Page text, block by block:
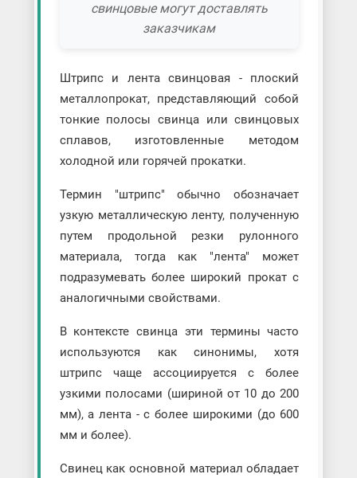
свинцовые могут доставлять
заказчикам
Штрипс и лента свинцовая - плоский
металлопрокат, представляющий собой
тонкие полосы свинца или свинцовых
сплавов, изготовленные методом
холодной или горячей прокатки.
Термин "штрипс" обычно обозначает
узкую металлическую ленту, полученную
путем продольной резки рулонного
материала, тогда как "лента" может
подразумевать более широкий прокат с
аналогичными свойствами.
В контексте свинца эти термины часто
используются как синонимы, хотя
штрипс чаще ассоциируется с более
узкими полосами (шириной от 10 до 200
мм), а лента - с более широкими (до 600
мм и более).
Свинец как основной материал обладает